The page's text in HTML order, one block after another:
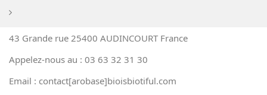
43 Grande rue 25400 AUDINCOURT France
Appelez-nous au : 03 63 32 31 30
Email : contact[arobase]bioisbiotiful.com